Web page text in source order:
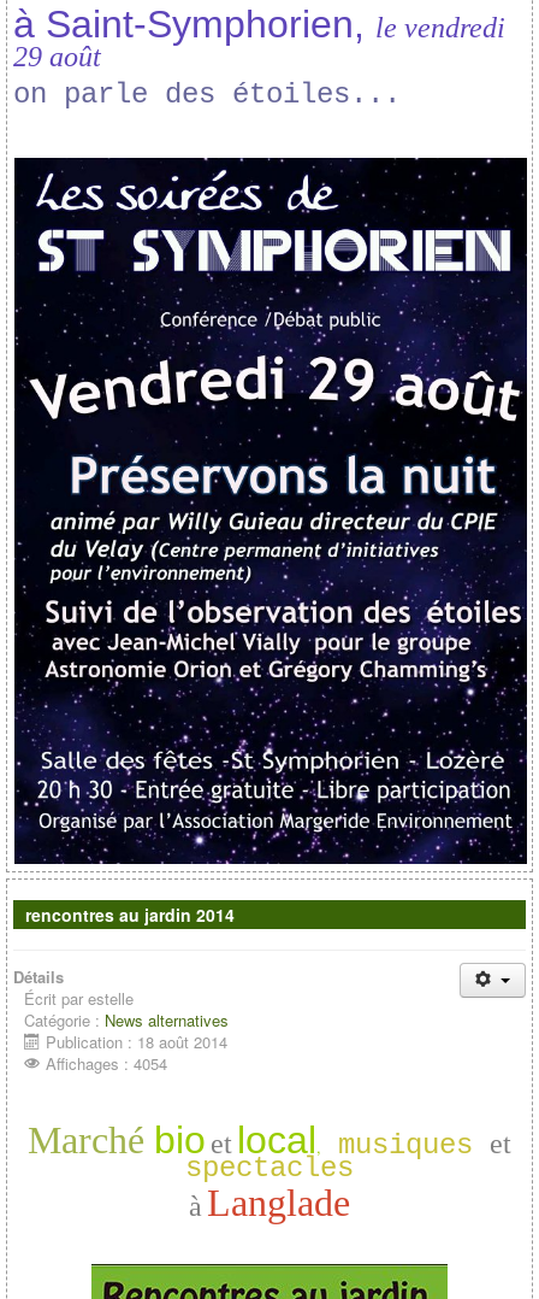
à Saint-Symphorien, le vendredi
29 août
on parle des étoiles...
rencontres au jardin 2014
Détails
Écrit par estelle
Catégorie : News alternatives
Publication : 18 août 2014
Affichages : 4054
Marché bio et local, musiques et
spectacles
à Langlade